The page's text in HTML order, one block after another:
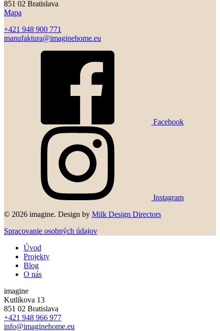
851 02 Bratislava
Mapa
+421 948 900 771
manufaktura@imaginehome.eu
Facebook
Instagram
© 2026 imagine. Design by Milk Design Directors
Spracovanie osobných údajov
Úvod
Projekty
Blog
O nás
imagine
Kutlíkova 13
851 02 Bratislava
+421 948 966 977
info@imaginehome.eu